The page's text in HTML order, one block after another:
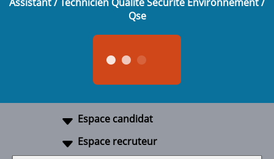
Qse
Espace candidat
Espace recruteur